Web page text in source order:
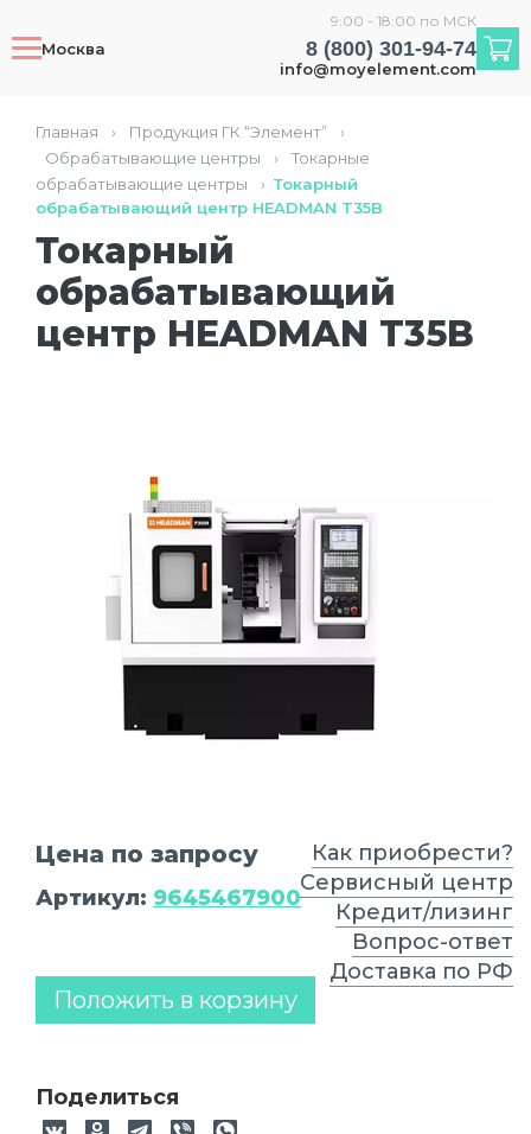
Москва
9:00 - 18:00 по МСК
8 (800) 301-94-74
info@moyelement.com
Главная › Продукция ГК “Элемент”
›
Обрабатывающие центры
›
Токарные
обрабатывающие центры
› Токарный
обрабатывающий центр HEADMAN T35B
Токарный
обрабатывающий
центр HEADMAN T35B
Цена по запросу
Артикул: 9645467900
Положить в корзину
Поделиться
Как приобрести?
Сервисный центр
Кредит/лизинг
Вопрос-ответ
Доставка по РФ